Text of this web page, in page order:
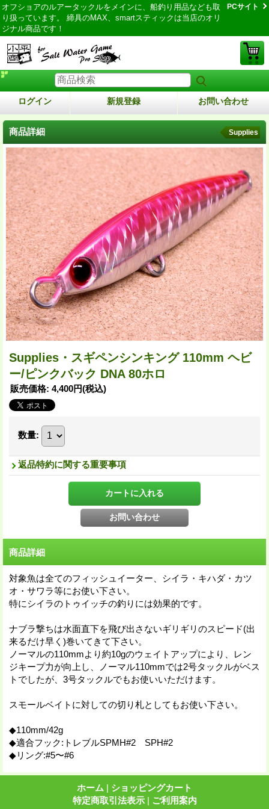
オフショアのルアータックルをメインに、船釣り用品なども取
り扱っています。 締具のMAX、smartスティックは当店のオリ
ジナル商品です！
PCサイト
ログイン 新規登録 お問い合わせ
商品詳細 Supplies
Supplies・スギペンシンキング 110mm ヘビ
ー/ピンクバック DNA 80ホロ
販売価格: 4,400円(税込)
数量:
返品特約に関する重要事項
商品詳細
対象魚は全てのフィッシュイーター、シイラ・キハダ・カツ
オ・サワラ等にお使い下さい。
特にシイラのトゥイッチの釣りには効果的です。
ナブラ撃ちは水面直下を飛び出さないギリギリのスピード(出
来るだけ早く)巻いてきて下さい。
ノーマルの110mmより約10gのウェイトアップにより、レン
ジキープ力が向上し、ノーマル110mmでは2号タックルがベス
トでしたが、3号タックルでもお使いいただけます。
スモールベイトに対しての切り札としてもお使い下さい。
◆110mm/42g
◆適合フック:トレブルSPMH#2 SPH#2
◆リング:#5〜#6
ホーム | ショッピングカート
特定商取引法表示 | ご利用案内